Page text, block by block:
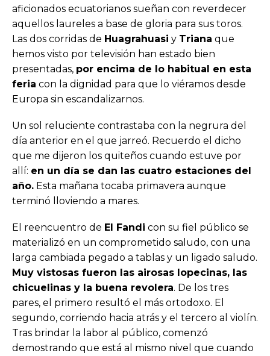
aficionados ecuatorianos sueñan con reverdecer
aquellos laureles a base de gloria para sus toros.
Las dos corridas de Huagrahuasi y Triana que
hemos visto por televisión han estado bien
presentadas, por encima de lo habitual en esta
feria con la dignidad para que lo viéramos desde
Europa sin escandalizarnos.
Un sol reluciente contrastaba con la negrura del
día anterior en el que jarreó. Recuerdo el dicho
que me dijeron los quiteños cuando estuve por
allí: en un día se dan las cuatro estaciones del
año. Esta mañana tocaba primavera aunque
terminó lloviendo a mares.
El reencuentro de El Fandi con su fiel público se
materializó en un comprometido saludo, con una
larga cambiada pegado a tablas y un ligado saludo.
Muy vistosas fueron las airosas lopecinas, las
chicuelinas y la buena revolera. De los tres
pares, el primero resultó el más ortodoxo. El
segundo, corriendo hacia atrás y el tercero al violín.
Tras brindar la labor al público, comenzó
demostrando que está al mismo nivel que cuando